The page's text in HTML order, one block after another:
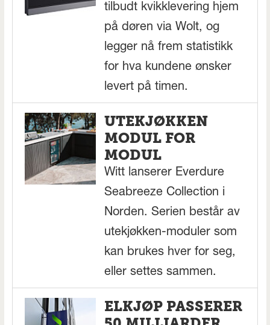
tilbudt kvikklevering hjem
på døren via Wolt, og
legger nå frem statistikk
for hva kundene ønsker
levert på timen.
UTEKJØKKEN
MODUL FOR
MODUL
Witt lanserer Everdure
Seabreeze Collection i
Norden. Serien består av
utekjøkken-moduler som
kan brukes hver for seg,
eller settes sammen.
ELKJØP PASSERER